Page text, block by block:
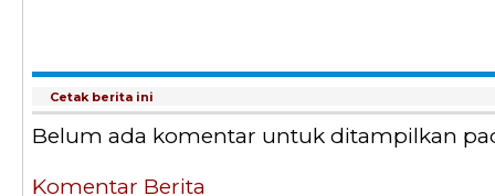
Cetak berita ini
Belum ada komentar untuk ditampilkan
Komentar Berita